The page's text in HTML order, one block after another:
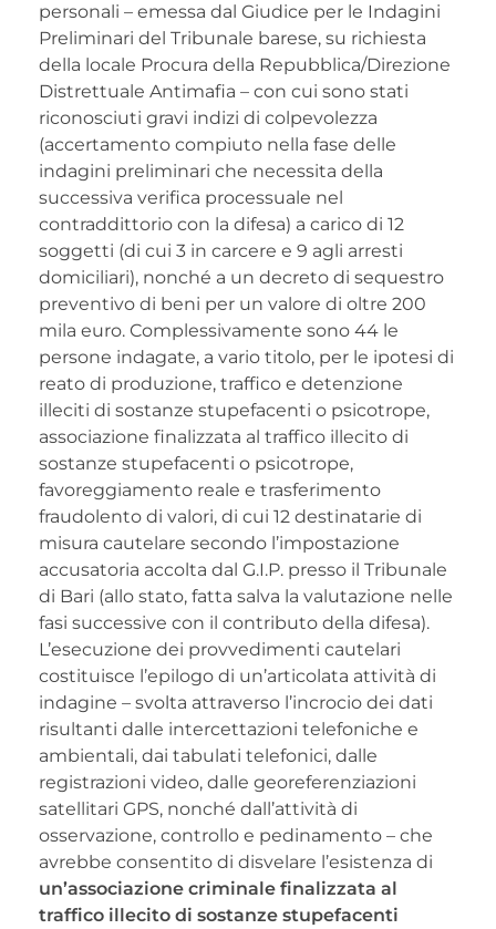
personali – emessa dal Giudice per le Indagini
Preliminari del Tribunale barese, su richiesta
della locale Procura della Repubblica/Direzione
Distrettuale Antimafia – con cui sono stati
riconosciuti gravi indizi di colpevolezza
(accertamento compiuto nella fase delle
indagini preliminari che necessita della
successiva verifica processuale nel
contraddittorio con la difesa) a carico di 12
soggetti (di cui 3 in carcere e 9 agli arresti
domiciliari), nonché a un decreto di sequestro
preventivo di beni per un valore di oltre 200
mila euro. Complessivamente sono 44 le
persone indagate, a vario titolo, per le ipotesi di
reato di produzione, traffico e detenzione
illeciti di sostanze stupefacenti o psicotrope,
associazione finalizzata al traffico illecito di
sostanze stupefacenti o psicotrope,
favoreggiamento reale e trasferimento
fraudolento di valori, di cui 12 destinatarie di
misura cautelare secondo l’impostazione
accusatoria accolta dal G.I.P. presso il Tribunale
di Bari (allo stato, fatta salva la valutazione nelle
fasi successive con il contributo della difesa).
L’esecuzione dei provvedimenti cautelari
costituisce l’epilogo di un’articolata attività di
indagine – svolta attraverso l’incrocio dei dati
risultanti dalle intercettazioni telefoniche e
ambientali, dai tabulati telefonici, dalle
registrazioni video, dalle georeferenziazioni
satellitari GPS, nonché dall’attività di
osservazione, controllo e pedinamento – che
avrebbe consentito di disvelare l’esistenza di
un’associazione criminale finalizzata al
traffico illecito di sostanze stupefacenti